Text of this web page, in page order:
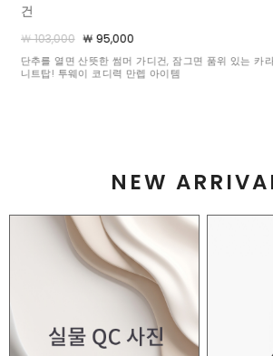
￦ 90,000
포켓 속에 빼꼼 숨어있는 수줍은 하트 비딩이 볼수록 기
분 좋은 일상의 활력소가 되어주어요 :)
NEW